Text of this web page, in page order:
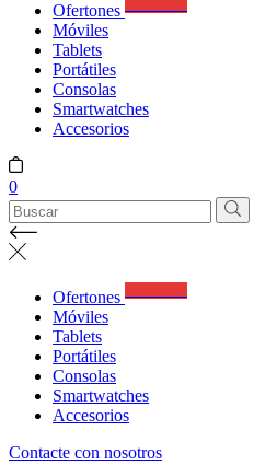
Ofertones
Móviles
Tablets
Portátiles
Consolas
Smartwatches
Accesorios
0
Ofertones
Móviles
Tablets
Portátiles
Consolas
Smartwatches
Accesorios
Contacte con nosotros